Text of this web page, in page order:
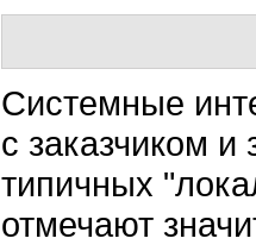
Системные
с заказчиком
типичных
отмечают